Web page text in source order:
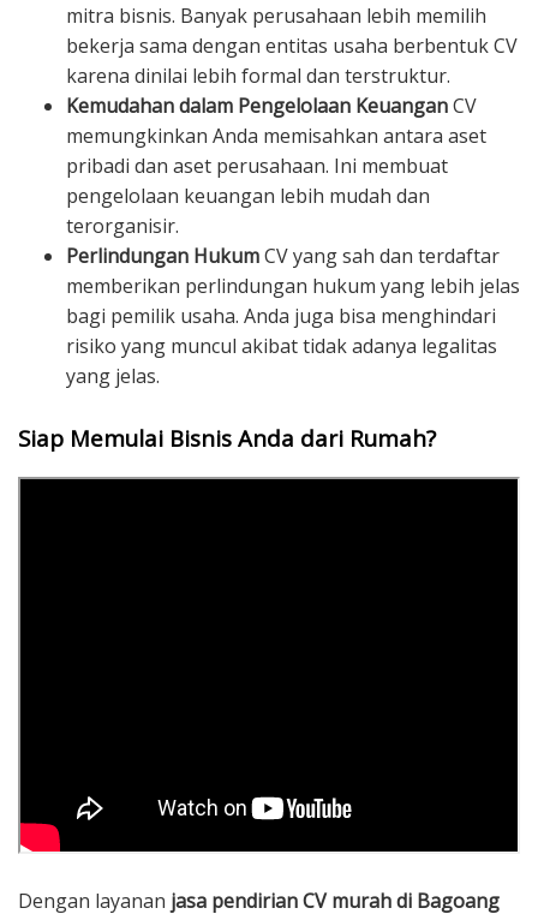
mitra bisnis. Banyak perusahaan lebih memilih
bekerja sama dengan entitas usaha berbentuk CV
karena dinilai lebih formal dan terstruktur.
Kemudahan dalam Pengelolaan KeuanganCV
memungkinkan Anda memisahkan antara aset
pribadi dan aset perusahaan. Ini membuat
pengelolaan keuangan lebih mudah dan
terorganisir.
Perlindungan HukumCV yang sah dan terdaftar
memberikan perlindungan hukum yang lebih jelas
bagi pemilik usaha. Anda juga bisa menghindari
risiko yang muncul akibat tidak adanya legalitas
yang jelas.
Siap Memulai Bisnis Anda dari Rumah?
Dengan layanan jasa pendirian CV murah di Bagoang